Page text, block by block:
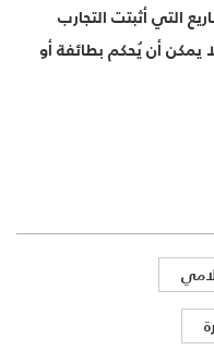
التي أثبتت التجارب
يمكن أن يُحكم بطائفة أو